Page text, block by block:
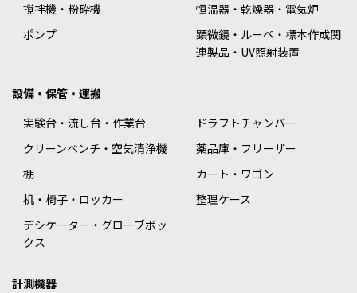
撹拌機・粉砕機
恒温器・乾燥器・電気炉
ポンプ
顕微鏡・ルーペ・標本作成関
連製品・UV照射装置
設備・保管・運搬
実験台・流し台・作業台
ドラフトチャンバー
クリーンベンチ・空気清浄機
薬品庫・フリーザー
棚
カート・ワゴン
机・椅子・ロッカー
整理ケース
デシケーター・グローブボッ
クス
計測機器